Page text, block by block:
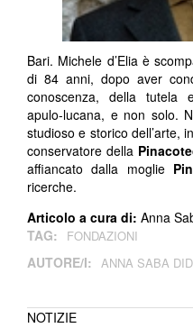
Bari. Michele d’Elia è
di 84 anni, dopo aver
conoscenza, della tutela
apulo-lucana, e non solo.
studioso e storico dell’arte,
conservatore della
affiancato dalla moglie
ricerche.
Articolo a cura di: Anna
TAG:
FONDAZIONI
AUTORE/I: ANNA SABA
NOTIZIE